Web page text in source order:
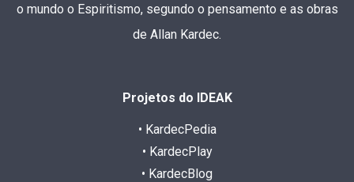
o mundo o Espiritismo, segundo o pensamento e as obras
de Allan Kardec.
Projetos do IDEAK
• KardecPedia
• KardecPlay
• KardecBlog